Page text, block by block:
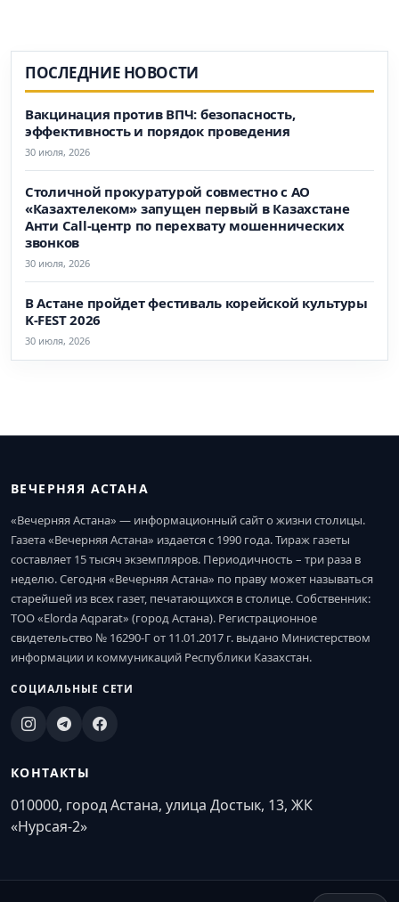
ПОСЛЕДНИЕ НОВОСТИ
Вакцинация против ВПЧ: безопасность,
эффективность и порядок проведения
30 июля, 2026
Столичной прокуратурой совместно с АО
«Казахтелеком» запущен первый в Казахстане
Анти Call-центр по перехвату мошеннических
звонков
30 июля, 2026
В Астане пройдет фестиваль корейской культуры
K-FEST 2026
30 июля, 2026
ВЕЧЕРНЯЯ АСТАНА
«Вечерняя Астана» — информационный сайт о жизни столицы.
Газета «Вечерняя Астана» издается с 1990 года. Тираж газеты
составляет 15 тысяч экземпляров. Периодичность – три раза в
неделю. Сегодня «Вечерняя Астана» по праву может называться
старейшей из всех газет, печатающихся в столице. Собственник:
ТОО «Elorda Aqparat» (город Астана). Регистрационное
свидетельство № 16290-Г от 11.01.2017 г. выдано Министерством
информации и коммуникаций Республики Казахстан.
СОЦИАЛЬНЫЕ СЕТИ
КОНТАКТЫ
010000, город Астана, улица Достык, 13, ЖК
«Нурсая-2»